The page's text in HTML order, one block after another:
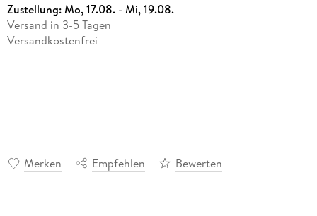
Zustellung:Mo, 17.08. - Mi, 19.08.
Versand in 3-5 Tagen
Versandkostenfrei
Merken Empfehlen Bewerten